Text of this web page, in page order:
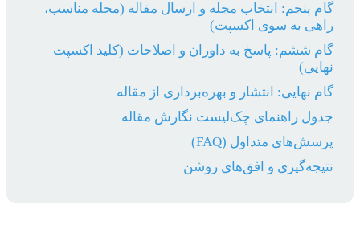
گام پنجم: انتخاب مجله و ارسال مقاله (مجله مناسب،
راهی به سوی اکسپت)
گام ششم: پاسخ به داوران و اصلاحات (کلید اکسپت
نهایی)
گام نهایی: انتشار و بهره‌برداری از مقاله
جدول راهنمای چک‌لیست نگارش مقاله
پرسش‌های متداول (FAQ)
نتیجه‌گیری و افق‌های روشن